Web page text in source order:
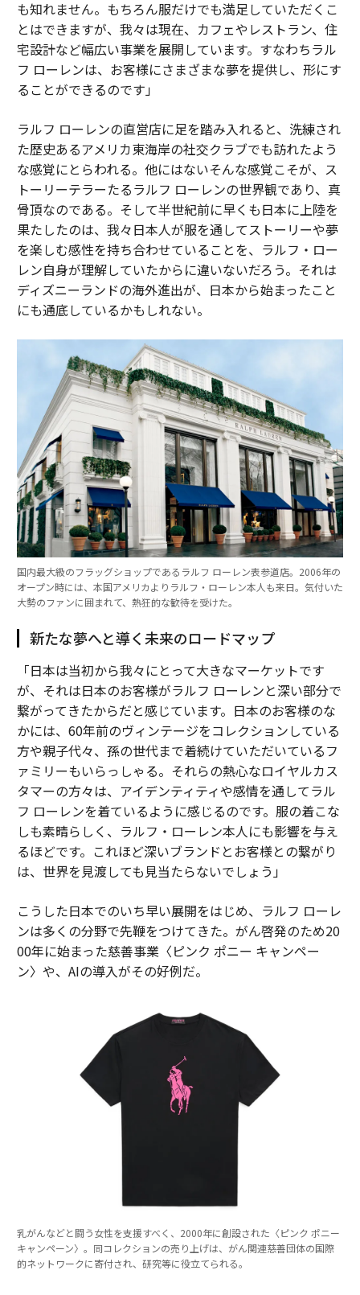
も知れません。もちろん服だけでも満足していただくこ
とはできますが、我々は現在、カフェやレストラン、住
宅設計など幅広い事業を展開しています。すなわちラル
フ ローレンは、お客様にさまざまな夢を提供し、形にす
ることができるのです」
ラルフ ローレンの直営店に足を踏み入れると、洗練され
た歴史あるアメリカ東海岸の社交クラブでも訪れたよう
な感覚にとらわれる。他にはないそんな感覚こそが、ス
トーリーテラーたるラルフ ローレンの世界観であり、真
骨頂なのである。そして半世紀前に早くも日本に上陸を
果たしたのは、我々日本人が服を通してストーリーや夢
を楽しむ感性を持ち合わせていることを、ラルフ・ロー
レン自身が理解していたからに違いないだろう。それは
ディズニーランドの海外進出が、日本から始まったこと
にも通底しているかもしれない。
国内最大級のフラッグショップであるラルフ ローレン表参道店。2006年の
オープン時には、本国アメリカよりラルフ・ローレン本人も来日。気付いた
大勢のファンに囲まれて、熱狂的な歓待を受けた。
新たな夢へと導く未来のロードマップ
「日本は当初から我々にとって大きなマーケットです
が、それは日本のお客様がラルフ ローレンと深い部分で
繋がってきたからだと感じています。日本のお客様のな
かには、60年前のヴィンテージをコレクションしている
方や親子代々、孫の世代まで着続けていただいているフ
ァミリーもいらっしゃる。それらの熱心なロイヤルカス
タマーの方々は、アイデンティティや感情を通してラル
フ ローレンを着ているように感じるのです。服の着こな
しも素晴らしく、ラルフ・ローレン本人にも影響を与え
るほどです。これほど深いブランドとお客様との繋がり
は、世界を見渡しても見当たらないでしょう」
こうした日本でのいち早い展開をはじめ、ラルフ ローレ
ンは多くの分野で先鞭をつけてきた。がん啓発のため20
00年に始まった慈善事業〈ピンク ポニー キャンペー
ン〉や、AIの導入がその好例だ。
乳がんなどと闘う女性を支援すべく、2000年に創設された〈ピンク ポニー
キャンペーン〉。同コレクションの売り上げは、がん関連慈善団体の国際
的ネットワークに寄付され、研究等に役立てられる。